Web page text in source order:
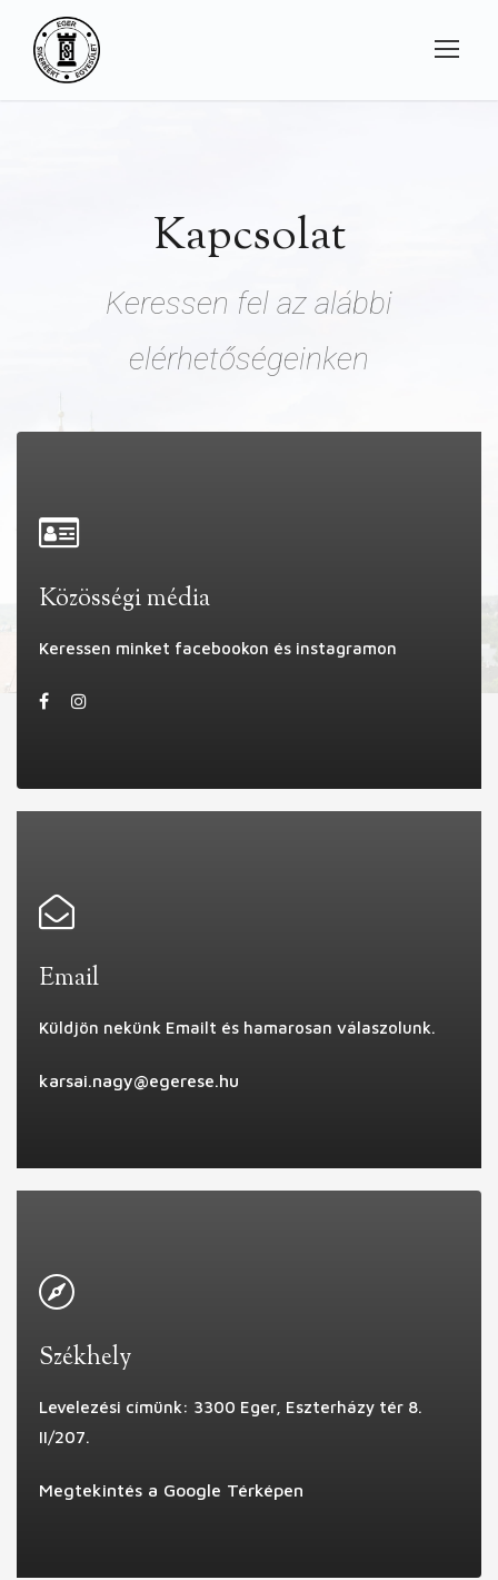
Kapcsolat
Keressen fel az alábbi
elérhetőségeinken
Közösségi média
Keressen minket facebookon és instagramon
Email
Küldjön nekünk Emailt és hamarosan válaszolunk.
karsai.nagy@egerese.hu
Székhely
Levelezési címünk: 3300 Eger, Eszterházy tér 8.
II/207.
Megtekintés a Google Térképen